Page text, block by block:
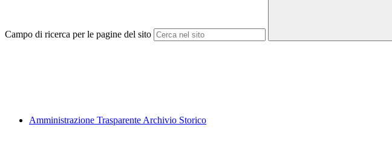
Campo di ricerca per le pagine del sito
Amministrazione Trasparente Archivio Storico